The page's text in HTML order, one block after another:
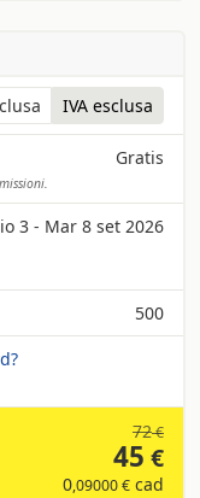
IVA esclusa
Gratis
3 - Mar 8 set 2026
500
72€
45 €
0,09000 € cad